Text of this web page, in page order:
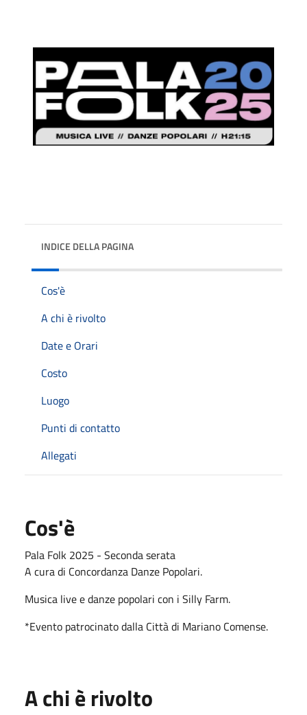
INDICE DELLA PAGINA
Cos'è
A chi è rivolto
Date e Orari
Costo
Luogo
Punti di contatto
Allegati
Cos'è
Pala Folk 2025 - Seconda serata
A cura di Concordanza Danze Popolari.
Musica live e danze popolari con i Silly Farm.
*Evento patrocinato dalla Città di Mariano Comense.
A chi è rivolto